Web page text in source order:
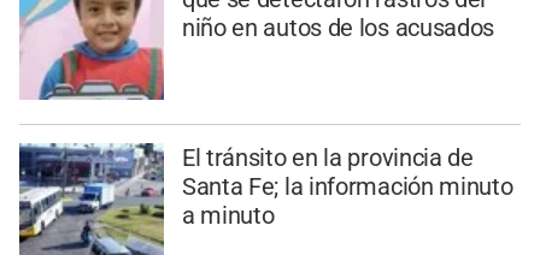
niño en autos de los acusados
El tránsito en la provincia de
Santa Fe; la información minuto
a minuto